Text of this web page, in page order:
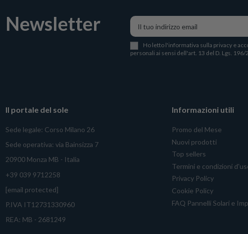
Newsletter
Ho letto l'informativa sulla privacye
personali ai sensi dell'art. 13 del D. Lgs. 196/
Il portale del sole
Sede legale: Corso Milano 26
Sede operativa: via Bainsizza 7
20900 Monza MB - Italia
+39 039 9712258
[email protected]
P.IVA IT12731330960
REA: MB - 2681249
Informazioni utili
Promo del Mese
Nuovi prodotti
Top sellers
Termini e condizioni
Privacy Policy
Cookie Policy
FAQ Pannelli Solari e